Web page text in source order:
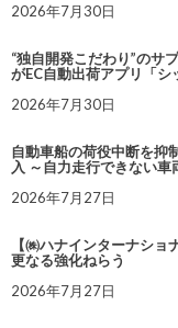
2026年7月30日
“独自開発こだわり”のサ
がEC自動出荷アプリ「シ
2026年7月30日
自動車船の荷役中断を抑
入 ～自力走行できない
2026年7月27日
【㈱ハナインターナシ
更なる強化ねらう
2026年7月27日